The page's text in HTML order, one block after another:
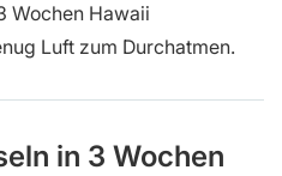
Wochen Hawaii
Luft zum Durchatmen.
in 3 Wochen